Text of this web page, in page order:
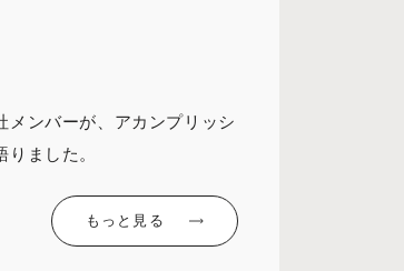
メンバーが、アカンプリッシ
ました。
もっと見る